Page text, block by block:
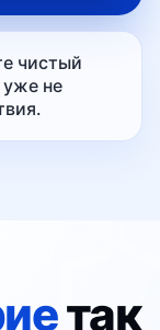
чистый
уже не
так